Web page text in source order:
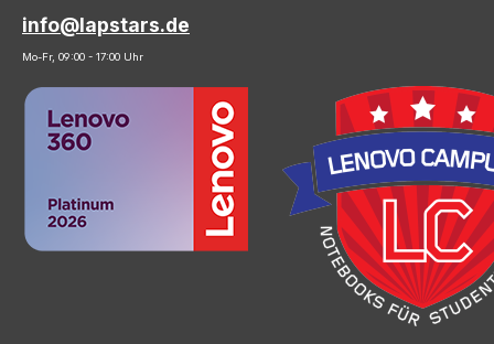
info@lapstars.de
Mo-Fr, 09:00 - 17:00 Uhr